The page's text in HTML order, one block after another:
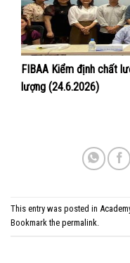
FIBAA Kiểm định chất
lượng (24.6.2026)
This entry was posted in
Bookmark the permalink